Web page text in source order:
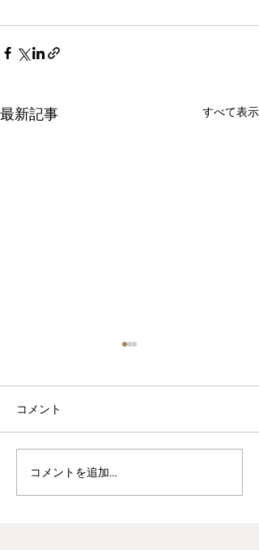
最新記事 すべて表示
ヘス&あかね夫妻 ２人展
コメント
コメントを追加…